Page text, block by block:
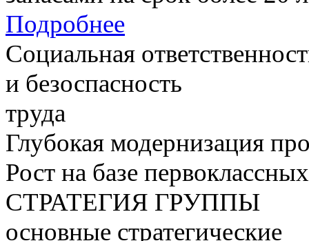
Подробнее
Социальная
и безоспасность
труда
Глубокая модернизация
Рост на базе
СТРАТЕГИЯ ГРУППЫ
основные стратегические